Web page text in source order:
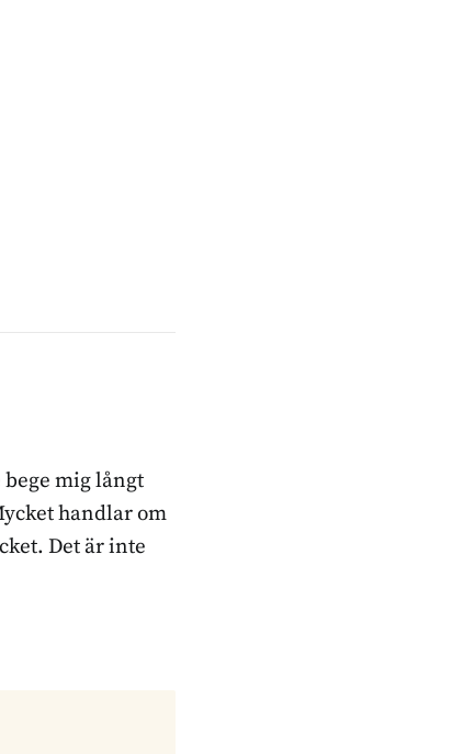
mig långt
handlar om
Det är inte